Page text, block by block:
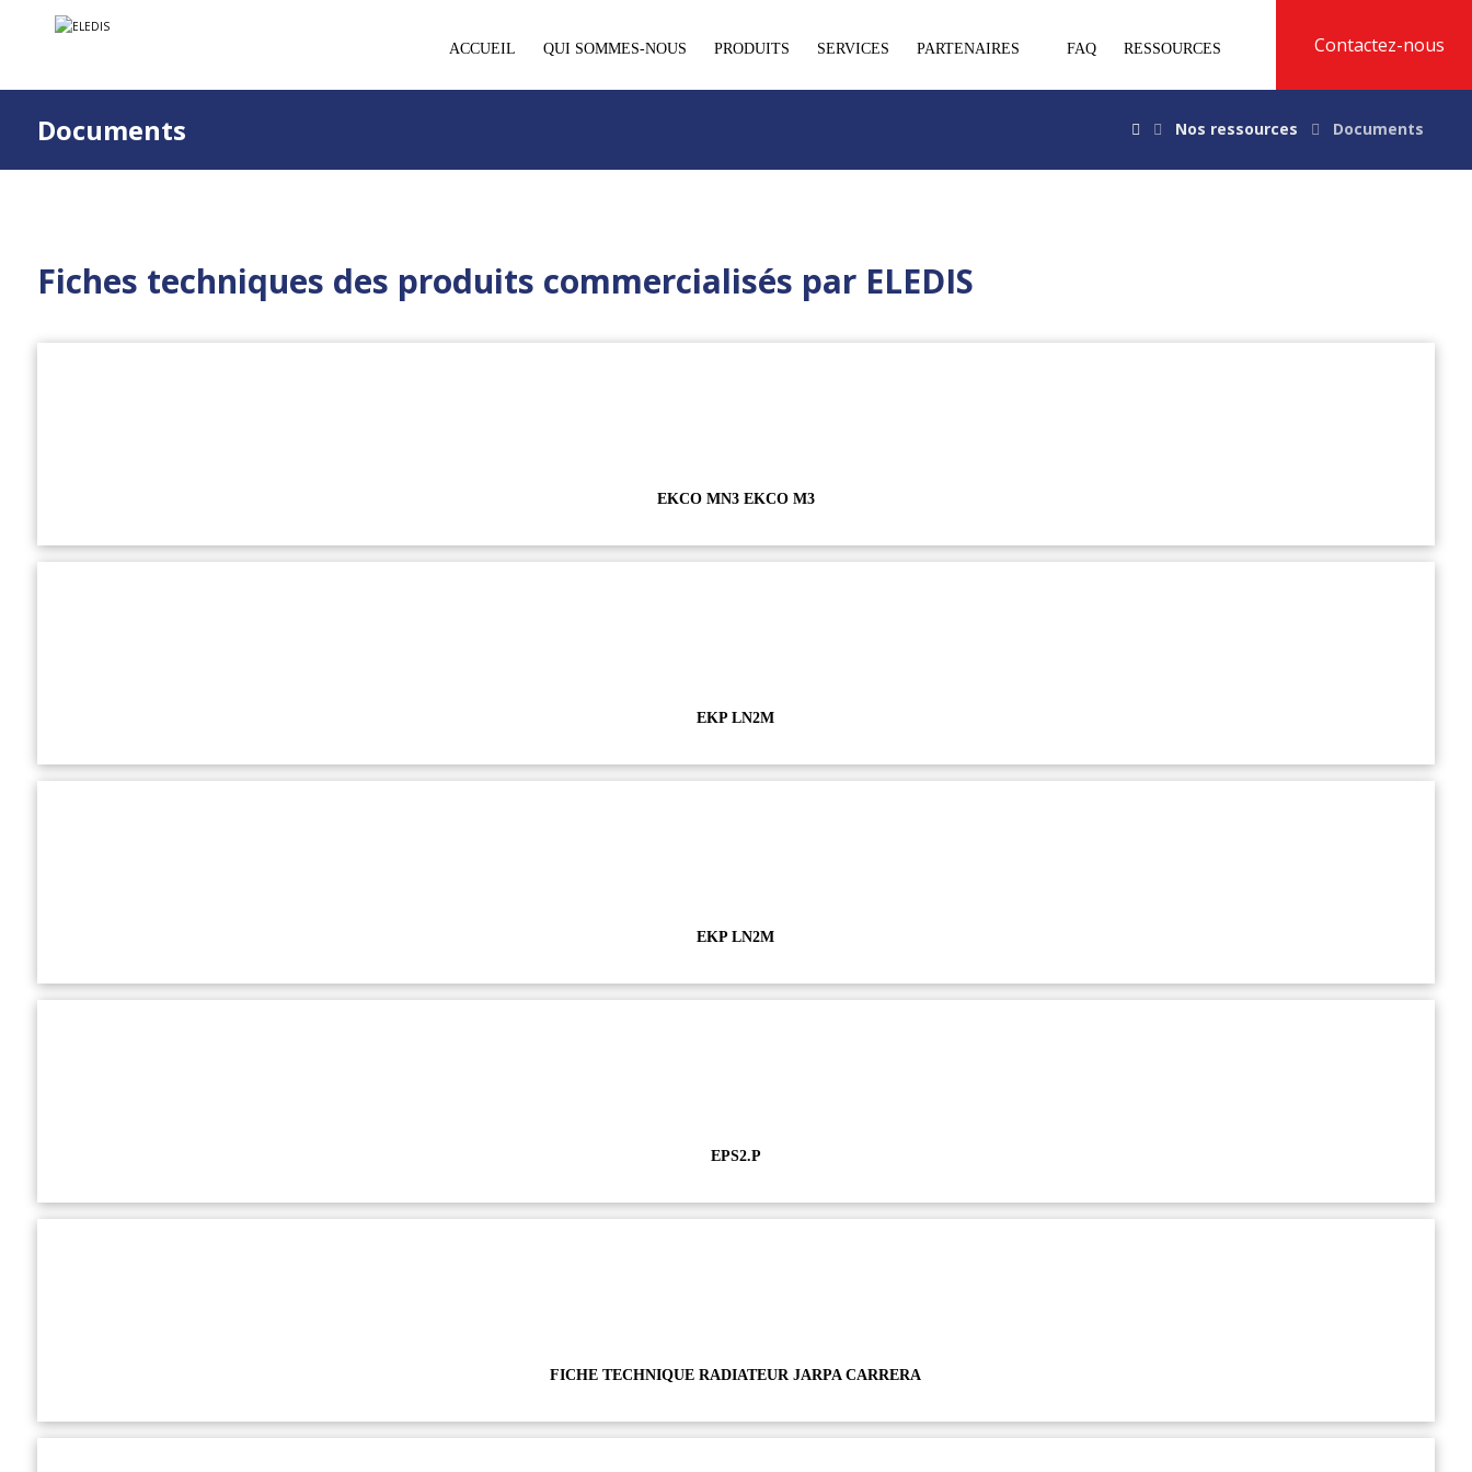
Contactez-nous
ACCUEIL QUI SOMMES-NOUS PRODUITS SERVICES PARTENAIRES FAQ RESSOURCES
Documents Nos ressources Documents
Fiches techniques des produits commercialisés par ELEDIS
EKCO MN3 EKCO M3
EKP LN2M
EKP LN2M
EPS2.P
FICHE TECHNIQUE RADIATEUR JARPA CARRERA